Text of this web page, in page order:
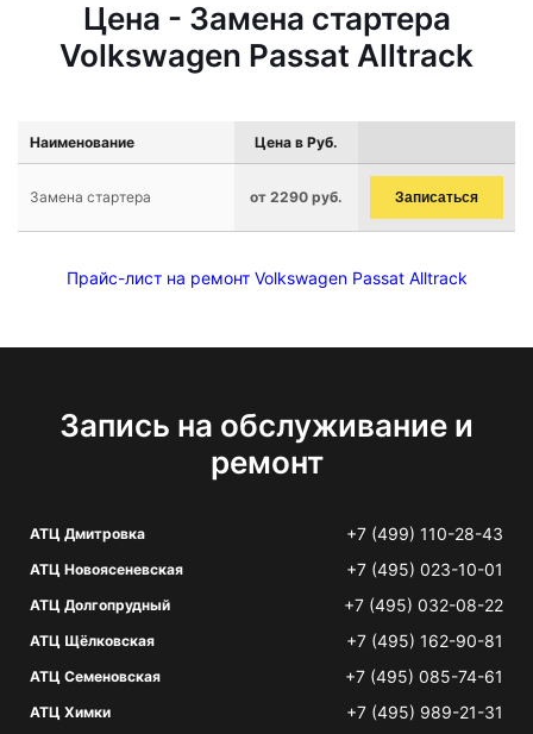
Цена - Замена стартера
Volkswagen Passat Alltrack
Наименование Цена в Руб.
Замена стартера от 2290 руб. Записаться
Прайс-лист на ремонт Volkswagen Passat Alltrack
Запись на обслуживание и
ремонт
АТЦ Дмитровка +7 (499) 110-28-43
АТЦ Новоясеневская +7 (495) 023-10-01
АТЦ Долгопрудный +7 (495) 032-08-22
АТЦ Щёлковская +7 (495) 162-90-81
АТЦ Семеновская +7 (495) 085-74-61
АТЦ Химки +7 (495) 989-21-31